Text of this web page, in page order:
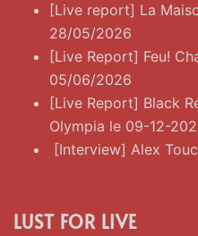
[Live report] La
28/05/2026
[Live Report] Feu!
05/06/2026
[Live Report] Black
Olympia le 09-12-
[Interview] Alex
LUST FOR LIVE